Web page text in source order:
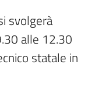
svolgerà
alle 12.30
statale in